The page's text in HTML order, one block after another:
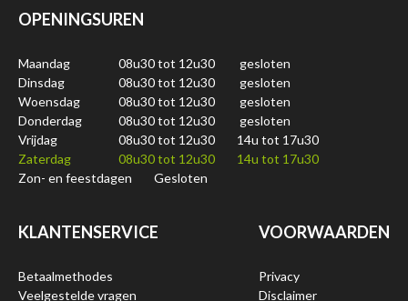
OPENINGSUREN
Maandag 08u30 tot 12u30
gesloten
Dinsdag
08u30 tot 12u30
gesloten
Woensdag
08u30 tot 12u30
gesloten
Donderdag
08u30 tot 12u30
gesloten
Vrijdag
08u30 tot 12u30
14u tot 17u30
Zaterdag
08u30 tot 12u30
14u tot 17u30
Zon- en feestdagen
Gesloten
KLANTENSERVICE
Betaalmethodes
Veelgestelde vragen
VOORWAARDEN
Privacy
Disclaimer